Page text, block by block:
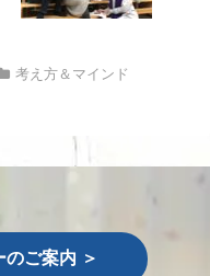
考え方＆マインド
ご案内 ＞